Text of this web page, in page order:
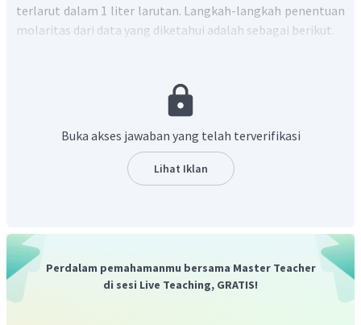
terlarut dalam 1 liter larutan. Langkah-langkah penentuan
molaritas dari data yang diketahui adalah sebagai berikut.
Menentukan molalitas larutan
Menentukan massa zat terlarut (gula)
Buka akses jawaban yang telah terverifikasi
Lihat Iklan
Perdalam pemahamanmu bersama Master Teacher
di sesi Live Teaching, GRATIS!